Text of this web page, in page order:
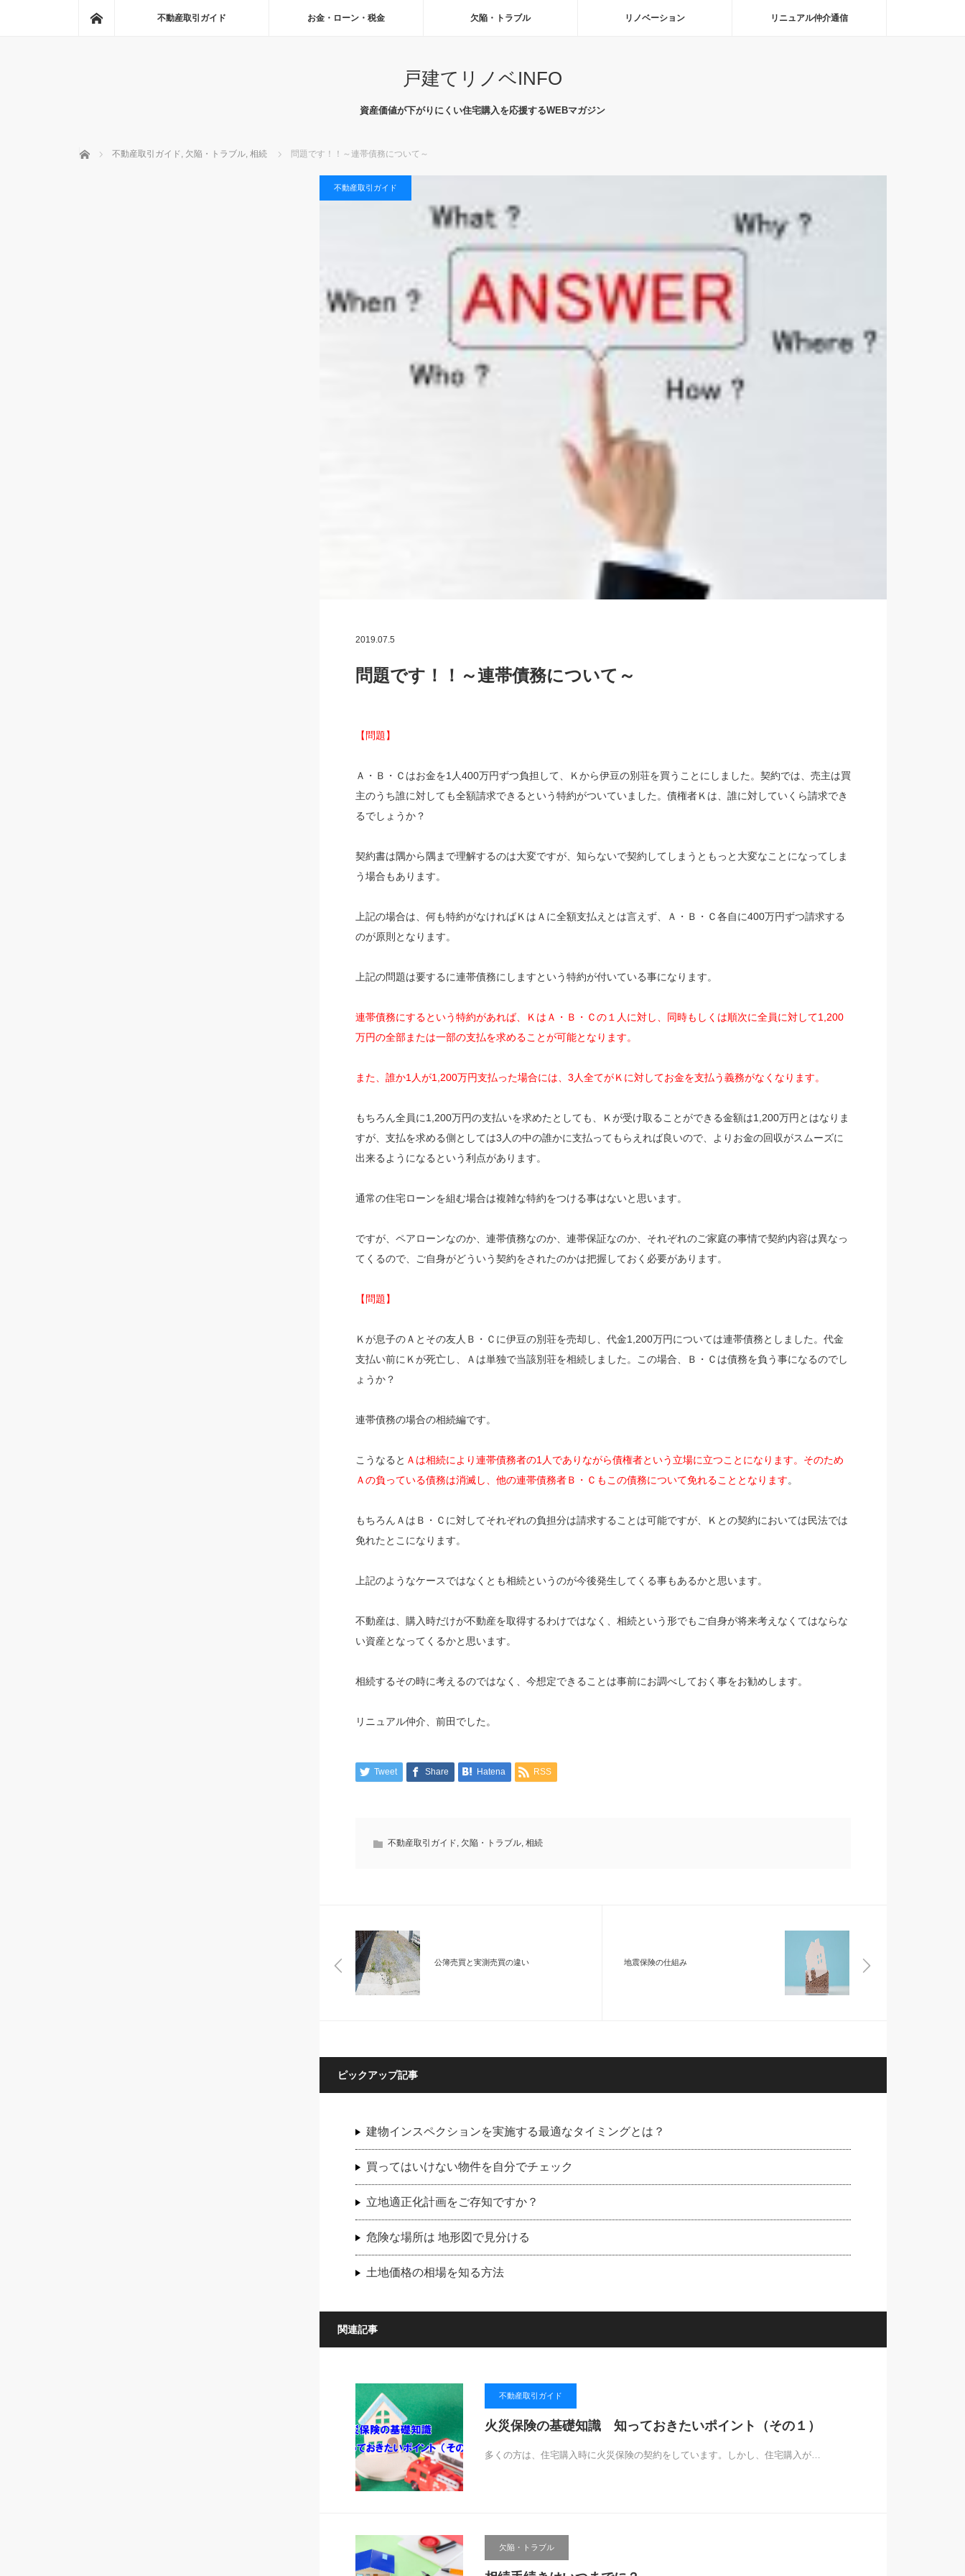
不動産取引ガイド お金・ローン・税金 欠陥・トラブル リノベーション リニュアル仲介通信
戸建てリノベINFO
資産価値が下がりにくい住宅購入を応援するWEBマガジン
ホーム 不動産取引ガイド, 欠陥・トラブル, 相続 問題です！！～連帯債務について～
不動産取引ガイド
2019.07.5
問題です！！～連帯債務について～
【問題】
Ａ・Ｂ・Ｃはお金を1人400万円ずつ負担して、Ｋから伊豆の別荘を買うことにしました。契約では、売主は買
主のうち誰に対しても全額請求できるという特約がついていました。債権者Ｋは、誰に対していくら請求でき
るでしょうか？
契約書は隅から隅まで理解するのは大変ですが、知らないで契約してしまうともっと大変なことになってしま
う場合もあります。
上記の場合は、何も特約がなければＫはＡに全額支払えとは言えず、Ａ・Ｂ・Ｃ各自に400万円ずつ請求する
のが原則となります。
上記の問題は要するに連帯債務にしますという特約が付いている事になります。
連帯債務にするという特約があれば、ＫはＡ・Ｂ・Ｃの１人に対し、同時もしくは順次に全員に対して1,200
万円の全部または一部の支払を求めることが可能となります。
また、誰か1人が1,200万円支払った場合には、3人全てがＫに対してお金を支払う義務がなくなります。
もちろん全員に1,200万円の支払いを求めたとしても、Ｋが受け取ることができる金額は1,200万円とはなりま
すが、支払を求める側としては3人の中の誰かに支払ってもらえれば良いので、よりお金の回収がスムーズに
出来るようになるという利点があります。
通常の住宅ローンを組む場合は複雑な特約をつける事はないと思います。
ですが、ペアローンなのか、連帯債務なのか、連帯保証なのか、それぞれのご家庭の事情で契約内容は異なっ
てくるので、ご自身がどういう契約をされたのかは把握しておく必要があります。
【問題】
Ｋが息子のＡとその友人Ｂ・Ｃに伊豆の別荘を売却し、代金1,200万円については連帯債務としました。代金
支払い前にＫが死亡し、Ａは単独で当該別荘を相続しました。この場合、Ｂ・Ｃは債務を負う事になるのでし
ょうか？
連帯債務の場合の相続編です。
こうなると Ａは相続により連帯債務者の1人でありながら債権者という立場に立つことになります。そのため
Ａの負っている債務は消滅し、他の連帯債務者Ｂ・Ｃもこの債務について免れることとなります。
もちろんＡはＢ・Ｃに対してそれぞれの負担分は請求することは可能ですが、Ｋとの契約においては民法では
免れたとこになります。
上記のようなケースではなくとも相続というのが今後発生してくる事もあるかと思います。
不動産は、購入時だけが不動産を取得するわけではなく、相続という形でもご自身が将来考えなくてはならな
い資産となってくるかと思います。
相続するその時に考えるのではなく、今想定できることは事前にお調べしておく事をお勧めします。
リニュアル仲介、前田でした。
Tweet Share Hatena RSS
不動産取引ガイド, 欠陥・トラブル, 相続
公簿売買と実測売買の違い 地震保険の仕組み
ピックアップ記事
建物インスペクションを実施する最適なタイミングとは？
買ってはいけない物件を自分でチェック
立地適正化計画をご存知ですか？
危険な場所は 地形図で見分ける
土地価格の相場を知る方法
関連記事
不動産取引ガイド
火災保険の基礎知識 知っておきたいポイント（その１）
多くの方は、住宅購入時に火災保険の契約をしています。しかし、住宅購入が…
欠陥・トラブル